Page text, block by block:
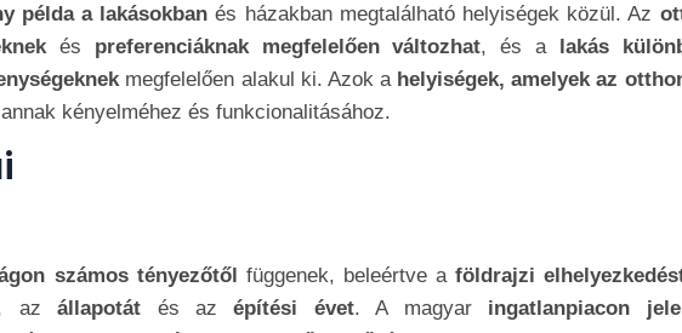
példa a lakásokban és házakban megtalálható helyiségek közül. Az
és preferenciáknak megfelelően változhat, és a lakás
megfelelően alakul ki. Azok a helyiségek, amelyek az
kényelméhez és funkcionalitásához.
számos tényezőtől függenek, beleértve aföldrajzi
azállapotát és az építési évet. A magyar ingatlanpiacon